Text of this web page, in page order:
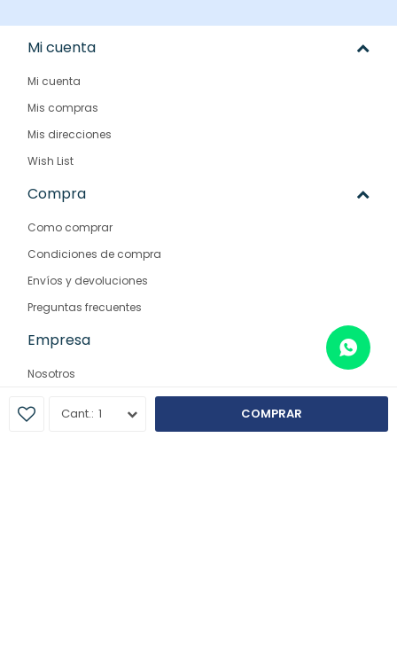
1 COMPRAR
Mi cuenta
Mi cuenta
Mis compras
Mis direcciones
Wish List
Compra
Como comprar
Condiciones de compra
Envíos y devoluciones
Preguntas frecuentes
Empresa
Nosotros